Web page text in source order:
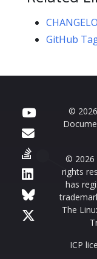
GitHub
©
© 2026
rights
has
The
ICP